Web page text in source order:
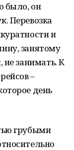
было, он
Перевозка
и
занятому
не занимать. К
–
день
грубыми